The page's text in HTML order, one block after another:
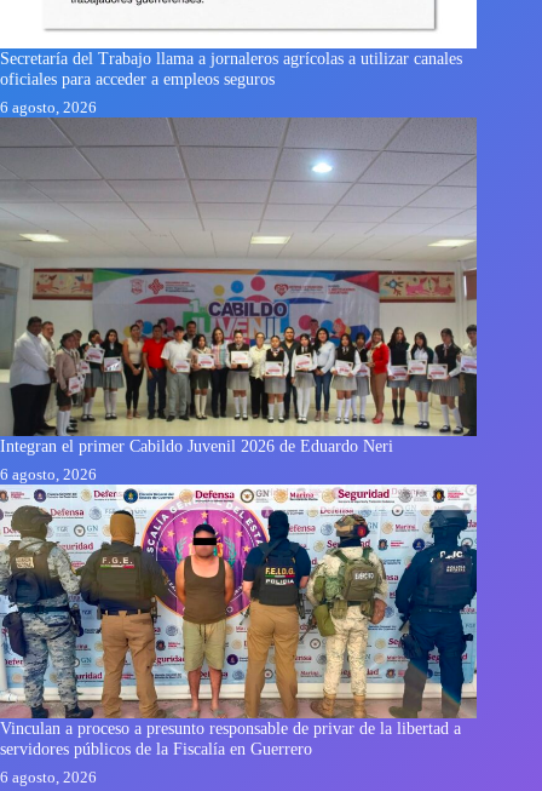
Secretaría del Trabajo llama a jornaleros agrícolas a utilizar canales
oficiales para acceder a empleos seguros
6 agosto, 2026
Integran el primer Cabildo Juvenil 2026 de Eduardo Neri
6 agosto, 2026
Vinculan a proceso a presunto responsable de privar de la libertad a
servidores públicos de la Fiscalía en Guerrero
6 agosto, 2026